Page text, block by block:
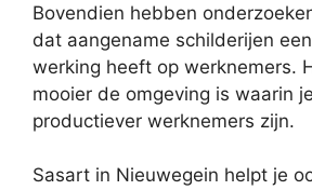
Bovendien hebben
dat aangename schilderijen
werking heeft op werknemers.
mooier de omgeving is waarin
productiever werknemers zijn.
Sasart in Nieuwegein helpt je